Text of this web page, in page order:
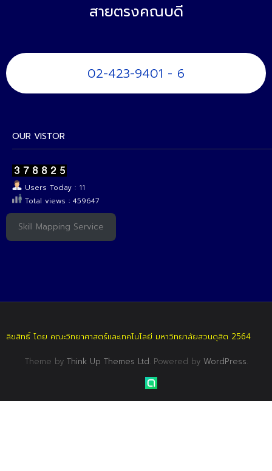
สายตรงคณบดี
02-423-9401 - 6
OUR VISTOR
Users Today : 11
Total views : 459647
Skill Mapping Service
ลิขสิทธิ์ โดย คณะวิทยาศาสตร์และเทคโนโลยี มหาวิทยาลัยสวนดุสิต 2564
Theme by Think Up Themes Ltd. Powered by WordPress.